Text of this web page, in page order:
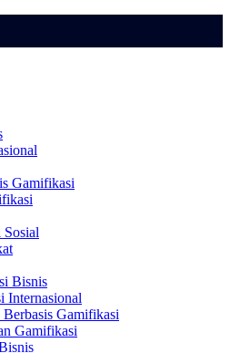
Gamifikasi
Sosial
Bisnis
Internasional
Gamifikasi
Gamifikasi